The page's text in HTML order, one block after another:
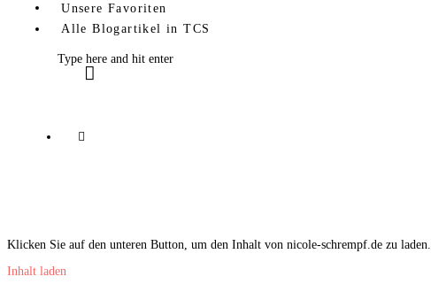
Unsere Favoriten
Alle Blogartikel in TCS
Klicken Sie auf den unteren Button, um den Inhalt von nicole-schrempf.de zu laden.
Inhalt laden